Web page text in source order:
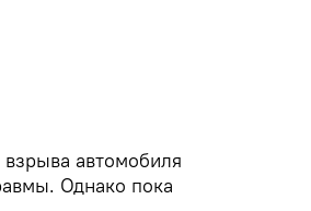
автомобиля
Однако пока